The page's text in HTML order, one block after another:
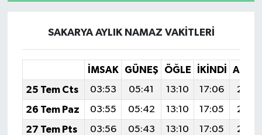
SAKARYA AYLIK NAMAZ VAKITLERI
İMSAK GÜNEŞ ÖĞLE İKINDI
25 Tem Cts
03:53 05:41 13:10 17:06
26 Tem Paz
03:55 05:42 13:10 17:05
27 Tem Pts
03:56 05:43 13:10 17:05